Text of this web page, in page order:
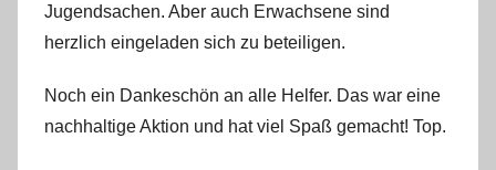
Jugendsachen. Aber auch Erwachsene sind
herzlich eingeladen sich zu beteiligen.
Noch ein Dankeschön an alle Helfer. Das war eine
nachhaltige Aktion und hat viel Spaß gemacht! Top.